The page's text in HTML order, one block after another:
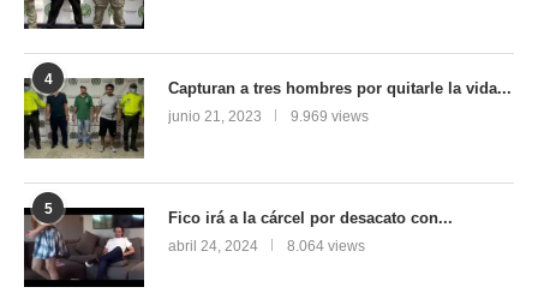
4 Capturan a tres hombres por quitarle la vida...
junio 21, 2023 9.969 views
5 Fico irá a la cárcel por desacato con...
abril 24, 2024 8.064 views